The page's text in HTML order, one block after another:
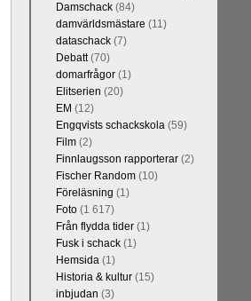
Damschack(84)
damvärldsmästare (11)
dataschack(7)
Debatt(70)
domarfrågor(1)
Elitserien (20)
EM (12)
Engqvists schackskola(59)
Film(2)
Finnlaugsson rapporterar(2)
Fischer Random(10)
Föreläsning (1)
Foto(1 617)
Från flydda tider(1)
Fusk i schack(1)
Hemsida(1)
Historia & kultur(15)
inbjudan (3)